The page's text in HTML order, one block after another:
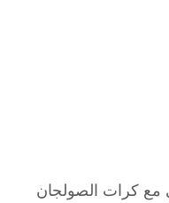
الصولجان